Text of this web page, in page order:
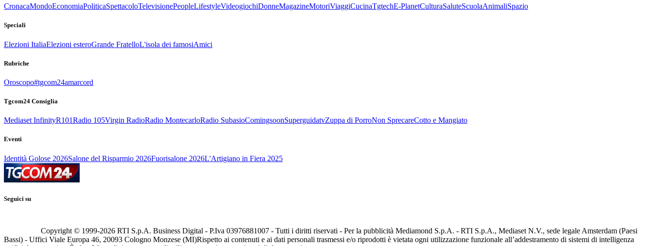
CronacaMondoEconomiaPoliticaSpettacoloTelevisionePeopleLifestyleVideogiochiDonneMagazineMotoriViaggiCucinaTgtechE-PlanetCulturaSaluteScuolaAnimaliSpazio
Speciali
Elezioni ItaliaElezioni esteroGrande FratelloL'isola dei famosiAmici
Rubriche
Oroscopo#tgcom24amarcord
Tgcom24 Consiglia
Mediaset InfinityR101Radio 105Virgin RadioRadio MontecarloRadio SubasioComingsoonSuperguidatvZuppa di PorroNon SprecareCotto e Mangiato
Eventi
Identità Golose 2026Salone del Risparmio 2026Fuorisalone 2026L'Artigiano in Fiera 2025
Seguici su
Copyright © 1999-2026 RTI S.p.A. Business Digital - P.Iva 03976881007 - Tutti i diritti riservati - Per la pubblicità Mediamond S.p.A. - RTI S.p.A., Mediaset N.V., sede legale Amsterdam (Paesi
Bassi) - Uffici Viale Europa 46, 20093 Cologno Monzese (MI)Rispetto ai contenuti e ai dati personali trasmessi e/o riprodotti è vietata ogni utilizzazione funzionale all’addestramento di sistemi di intelligenza